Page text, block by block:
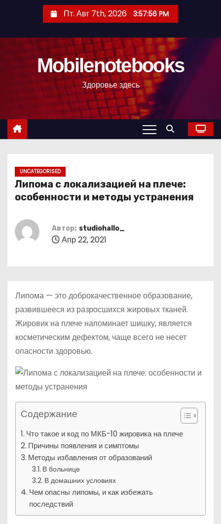
с
Пт. Авг 7th, 2026 3:57:58 PM
Mobilenotebooks
Здоровье здесь
UNCATEGORISED
Липома с локализацией на плече:
особенности и методы устранения
Автор: studiohallo_
Апр 22, 2021
Липома — это доброкачественное образование,
развившееся из разросшихся жировых тканей.
Жировик на плече напоминает шишку, является
косметическим дефектом, чаще всего не несет
опасности здоровью.
Содержание
Что такое и код по МКБ-10 жировика на плече
Причины появления и симптомы
Методы избавления от образований
В больнице
В домашних условиях
Чем опасны липомы, и как избежать
последствий